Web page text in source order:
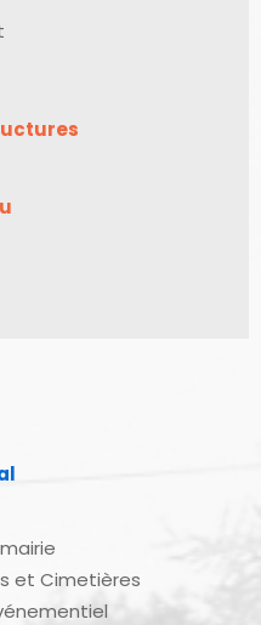
et Cimetières